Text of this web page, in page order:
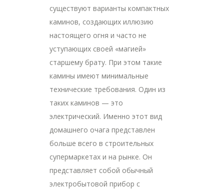
существуют варианты компактных
каминов, создающих иллюзию
настоящего огня и часто не
уступающих своей «магией»
старшему брату. При этом такие
камины имеют минимальные
технические требования. Один из
таких каминов — это
электрический. Именно этот вид
домашнего очага представлен
больше всего в строительных
супермаркетах и на рынке. Он
представляет собой обычный
электробытовой прибор с